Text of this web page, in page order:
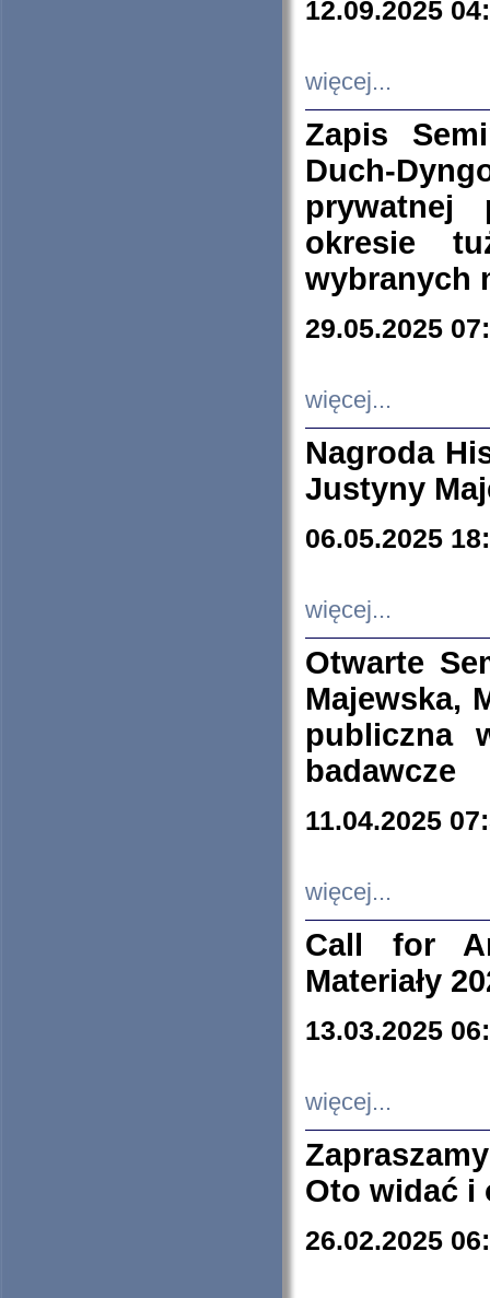
12.09.2025
więcej...
Zapis
Duch-
prywatnej
okresie
wybranych
29.05.2025
więcej...
Nagroda
Justyny
06.05.2025
więcej...
Otwarte
Majewska,
publiczna
badawcze
11.04.2025
więcej...
Call for
Materiały
13.03.2025
więcej...
Oto widać i
26.02.2025